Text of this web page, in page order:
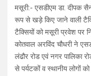
मसूरी:- एसडीएम डा. दीपक
रूप से खड़े किए जाने वाली
टैक्सियों को मसूरी प्रवेश पर
कोतवाल अरविंद चौधरी ने
लंढौर रोड एवं नगर पालिका
से पर्यटकों व स्थानीय लोगों को